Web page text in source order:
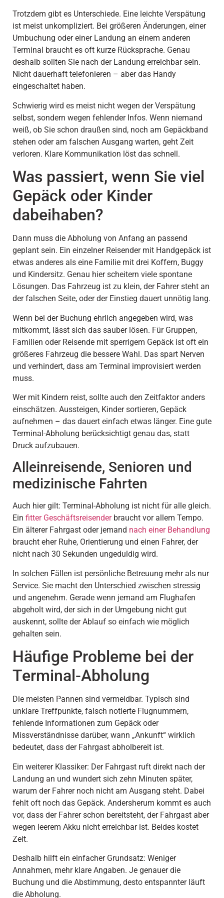
Trotzdem gibt es Unterschiede. Eine leichte Verspätung
ist meist unkompliziert. Bei größeren Änderungen, einer
Umbuchung oder einer Landung an einem anderen
Terminal braucht es oft kurze Rücksprache. Genau
deshalb sollten Sie nach der Landung erreichbar sein.
Nicht dauerhaft telefonieren – aber das Handy
eingeschaltet haben.
Schwierig wird es meist nicht wegen der Verspätung
selbst, sondern wegen fehlender Infos. Wenn niemand
weiß, ob Sie schon draußen sind, noch am Gepäckband
stehen oder am falschen Ausgang warten, geht Zeit
verloren. Klare Kommunikation löst das schnell.
Was passiert, wenn Sie viel
Gepäck oder Kinder
dabeihaben?
Dann muss die Abholung von Anfang an passend
geplant sein. Ein einzelner Reisender mit Handgepäck ist
etwas anderes als eine Familie mit drei Koffern, Buggy
und Kindersitz. Genau hier scheitern viele spontane
Lösungen. Das Fahrzeug ist zu klein, der Fahrer steht an
der falschen Seite, oder der Einstieg dauert unnötig lang.
Wenn bei der Buchung ehrlich angegeben wird, was
mitkommt, lässt sich das sauber lösen. Für Gruppen,
Familien oder Reisende mit sperrigem Gepäck ist oft ein
größeres Fahrzeug die bessere Wahl. Das spart Nerven
und verhindert, dass am Terminal improvisiert werden
muss.
Wer mit Kindern reist, sollte auch den Zeitfaktor anders
einschätzen. Aussteigen, Kinder sortieren, Gepäck
aufnehmen – das dauert einfach etwas länger. Eine gute
Terminal-Abholung berücksichtigt genau das, statt
Druck aufzubauen.
Alleinreisende, Senioren und
medizinische Fahrten
Auch hier gilt: Terminal-Abholung ist nicht für alle gleich.
Ein fitter Geschäftsreisenderbraucht vor allem Tempo.
Ein älterer Fahrgast oder jemand nach einer Behandlung
braucht eher Ruhe, Orientierung und einen Fahrer, der
nicht nach 30 Sekunden ungeduldig wird.
In solchen Fällen ist persönliche Betreuung mehr als nur
Service. Sie macht den Unterschied zwischen stressig
und angenehm. Gerade wenn jemand am Flughafen
abgeholt wird, der sich in der Umgebung nicht gut
auskennt, sollte der Ablauf so einfach wie möglich
gehalten sein.
Häufige Probleme bei der
Terminal-Abholung
Die meisten Pannen sind vermeidbar. Typisch sind
unklare Treffpunkte, falsch notierte Flugnummern,
fehlende Informationen zum Gepäck oder
Missverständnisse darüber, wann „Ankunft“ wirklich
bedeutet, dass der Fahrgast abholbereit ist.
Ein weiterer Klassiker: Der Fahrgast ruft direkt nach der
Landung an und wundert sich zehn Minuten später,
warum der Fahrer noch nicht am Ausgang steht. Dabei
fehlt oft noch das Gepäck. Andersherum kommt es auch
vor, dass der Fahrer schon bereitsteht, der Fahrgast aber
wegen leerem Akku nicht erreichbar ist. Beides kostet
Zeit.
Deshalb hilft ein einfacher Grundsatz: Weniger
Annahmen, mehr klare Angaben. Je genauer die
Buchung und die Abstimmung, desto entspannter läuft
die Abholung.